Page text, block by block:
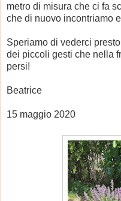
metro di misura che ci fa
che di nuovo incontriamo
Speriamo di vederci
dei piccoli gesti che nella
persi!
Beatrice
15 maggio 2020